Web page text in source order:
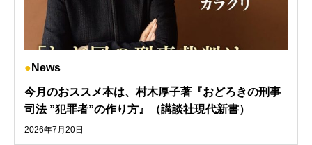
News
今月のおススメ本は、村木厚子著『おどろきの刑事
司法 ”犯罪者”の作り方』（講談社現代新書）
2026年7月20日